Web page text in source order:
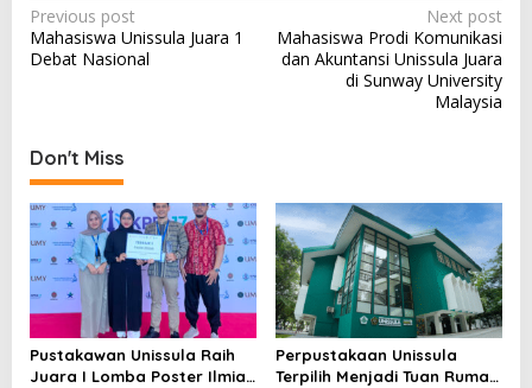
Post
navigation
Previous post
Mahasiswa Unissula Juara 1
Debat Nasional
Next post
Mahasiswa Prodi Komunikasi
dan Akuntansi Unissula Juara
di Sunway University
Malaysia
Don't Miss
Pustakawan Unissula Raih
Juara I Lomba Poster Ilmiah
Perpustakaan Unissula
Terpilih Menjadi Tuan Rumah